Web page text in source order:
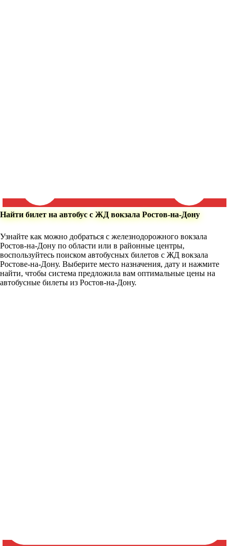
Найти билет на автобус с ЖД вокзала Ростов-на-Дону
Узнайте как можно добраться с железнодорожного вокзала
Ростов-на-Дону по области или в районные центры,
воспользуйтесь поиском автобусных билетов с ЖД вокзала
Ростове-на-Дону. Выберите место назначения, дату и нажмите
найти, чтобы система предложила вам оптимальные цены на
автобусные билеты из Ростов-на-Дону.